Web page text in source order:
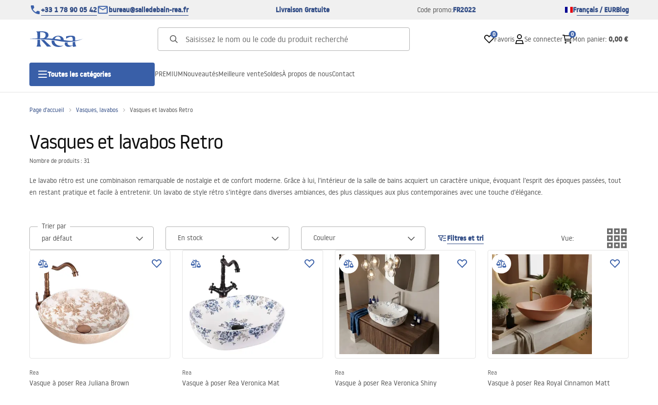
+33 1 78 90 05 42 bureau@salledebain-rea.fr Livraison Gratuite Code promo:FR2022 Français / EURBlog
0
Favoris Se connecter
0
Mon panier: 0,00 €
Toutes les catégories
Portes de douche
Cuvettes WC, bidets
Robinets de salle de bain
Colonnes de douche
PREMIUMNouveautésMeilleure venteSoldesÀ propos de nousContact
Page d'accueil Vasques, lavabos Vasques et lavabos Retro
Vasques et lavabos Retro
Nombre de produits : 31
Le lavabo rétro est une combinaison remarquable de nostalgie et de confort moderne. Grâce à lui, l’intérieur de la salle de bains acquiert un caractère unique, évoquant l’esprit des époques passées, tout
en restant pratique et facile à entretenir. Un lavabo de style rétro s’intègre dans diverses ambiances, des plus classiques aux plus contemporaines avec une touche d’élégance.
Trier par
En stock
Couleur Filtres et tri Vue:
Rea
Vasque à poser Rea Juliana Brown
Rea
Vasque à poser Rea Veronica Mat
Rea
Vasque à poser Rea Veronica Shiny
Rea
Vasque à poser Rea Royal Cinnamon Matt